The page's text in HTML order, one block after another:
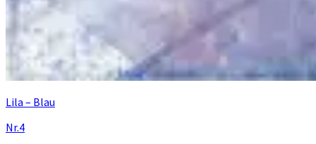
Lila – Blau
Nr.4